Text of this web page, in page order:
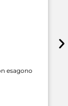
esagono